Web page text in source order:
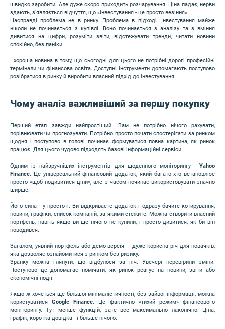
швидко заробити. Але дуже скоро приходить розчарування. Ціна падає, нерви
здають, з’являється відчуття, що «інвестування - це просто везіння».
Насправді проблема не в ринку. Проблема в підході. Інвестування майже
ніколи не починається з купівлі. Воно починається з аналізу та з вміння
дивитися на цифри, розуміти звіти, відстежувати тренди, читати новини
спокійно, без паніки.
І хороша новина в тому, що сьогодні для цього не потрібні дорогі професійні
термінали чи фінансова освіта. Доступні інструменти допомагають поступово
розібратися в ринку й виробити власний підхід до інвестування.
Чому аналіз важливіший за першу покупку
Перший етап завжди найпростіший. Вам не потрібно нічого рахувати,
порівнювати чи прогнозувати. Потрібно просто почати спостерігати за ринком
щодня і поступово в голові починає формуватися повна картина, як ринок
працює. Для цього чудово підходять базові інформаційні сервіси.
Одним із найзручніших інструментів для щоденного моніторингу - Yahoo
Finance. Це універсальний фінансовий додаток, який багато хто встановлює
просто «щоб подивитися ціни», але з часом починає використовувати значно
ширше.
Його сила - у простоті. Ви відкриваєте додаток і одразу бачите котирування,
новини, графіки, список компаній, за якими стежите. Можна створити власний
портфель, навіть якщо ви ще нічого не купили, і просто дивитися, як би він
поводився.
Загалом, уявний портфель або демо-версія — дуже корисна річ для новачків,
яка дозволяє ознайомитися з ринком без ризику.
Зранку можна глянути, що відбулося за ніч. Увечері перевірили зміни.
Поступово це допомагає помічати, як ринок реагує на новини, звіти або
економічні події.
Якщо ж хочеться ще більшої мінімалістичності, без зайвої інформації, можна
користуватисяGoogle Finance. Це фактично «тихий режим» фінансового
моніторингу. Тут менше функцій, зате все максимально лаконічно. Ціна,
графік, коротка довідка - і більше нічого.